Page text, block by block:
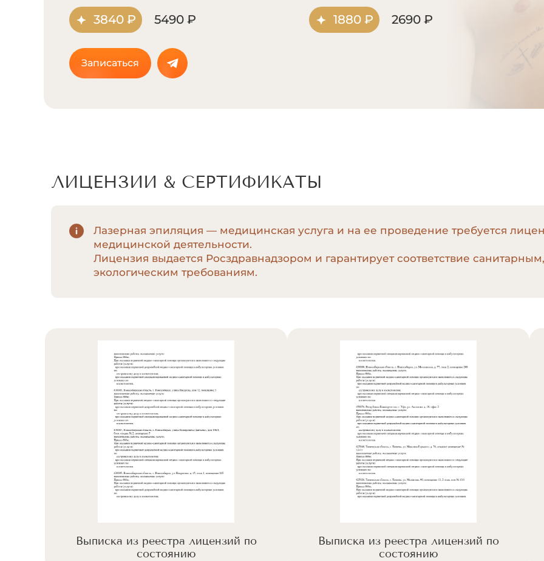
3840 ₽ 5490 ₽ 1880 ₽ 2690 ₽
Записаться
ЛИЦЕНЗИИ & СЕРТИФИКАТЫ
Лазерная эпиляция — медицинская услуга и на ее проведение требуется
медицинской деятельности.
Лицензия выдается Росздравнадзором и гарантирует соответствие
экологическим требованиям.
Выписка из реестра лицензий по
состоянию
Выписка из реестра лицензий по
состоянию